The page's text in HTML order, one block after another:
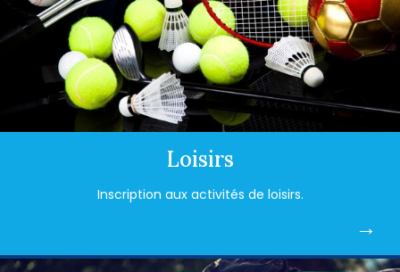
Loisirs
Inscription aux activités de loisirs.
→